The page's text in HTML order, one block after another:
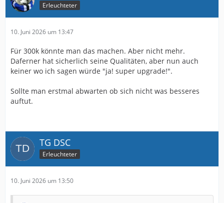
Erleuchteter
10. Juni 2026 um 13:47
Für 300k könnte man das machen. Aber nicht mehr.
Daferner hat sicherlich seine Qualitäten, aber nun auch
keiner wo ich sagen würde "ja! super upgrade!".
Sollte man erstmal abwarten ob sich nicht was besseres
auftut.
TG DSC
Erleuchteter
10. Juni 2026 um 13:50